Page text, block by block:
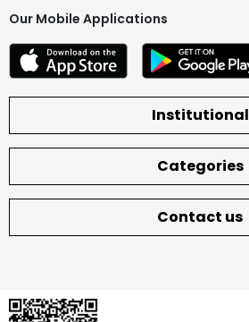
Our Mobile Applications
Institutional
Categories
Contact us